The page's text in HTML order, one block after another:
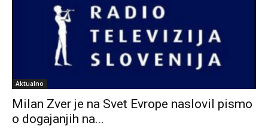
Aktualno
Milan Zver je na Svet Evrope naslovil pismo
o dogajanjih na...